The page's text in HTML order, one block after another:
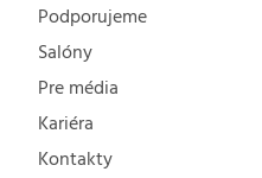
Podporujeme
Salóny
Pre média
Kariéra
Kontakty